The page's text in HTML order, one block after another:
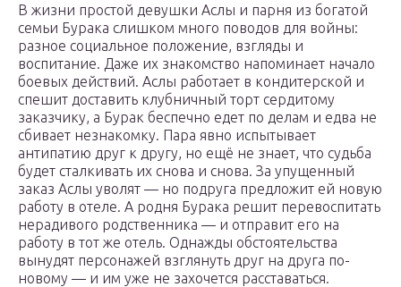
В жизни простой девушки Аслы и парня из богатой
семьи Бурака слишком много поводов для войны:
разное социальное положение, взгляды и
воспитание. Даже их знакомство напоминает начало
боевых действий. Аслы работает в кондитерской и
спешит доставить клубничный торт сердитому
заказчику, а Бурак беспечно едет по делам и едва не
сбивает незнакомку. Пара явно испытывает
антипатию друг к другу, но ещё не знает, что судьба
будет сталкивать их снова и снова. За упущенный
заказ Аслы уволят — но подруга предложит ей новую
работу в отеле. А родня Бурака решит перевоспитать
нерадивого родственника — и отправит его на
работу в тот же отель. Однажды обстоятельства
вынудят персонажей взглянуть друг на друга по-
новому — и им уже не захочется расставаться.